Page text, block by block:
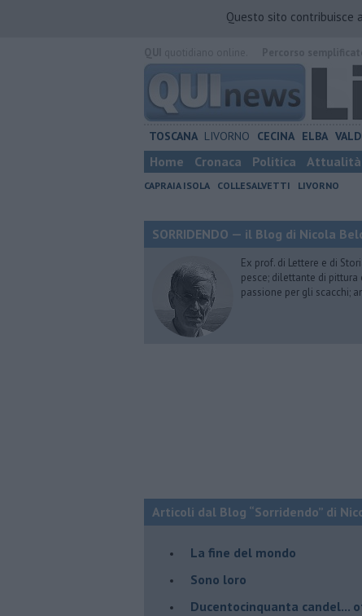
Questo sito contribuisce
TOSCANA LIVORNO CECINA ELBA
Home Cronaca Politica Attualità
CAPRAIA ISOLA COLLESALVETTI LIVORNO
SORRIDENDO — il Blog di Nicola
Ex prof. di Lettere e di
pesce; dilettante di
passione per gli scacchi;
Articoli dal Blog “Sorridendo” di
La fine del mondo
Sono loro
Ducentocinquanta candel...